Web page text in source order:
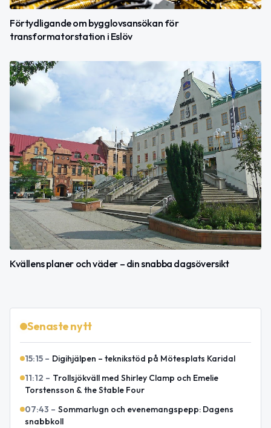
Förtydligande om bygglovsansökan för
transformatorstation i Eslöv
Kvällens planer och väder – din snabba dagsöversikt
Senaste nytt
15:15 – Digihjälpen – teknikstöd på Mötesplats Karidal
11:12 – Trollsjökväll med Shirley Clamp och Emelie
Torstensson & the Stable Four
07:43 – Sommarlugn och evenemangspepp: Dagens
snabbkoll